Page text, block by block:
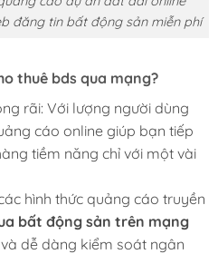
đăng tin bất động sản miễn phí
thuê bds qua mạng?
rãi: Với lượng người dùng
cáo online giúp bạn tiếp
tiềm năng chỉ với một vài
hình thức quảng cáo truyền
bất động sản trên mạng
dễ dàng kiểm soát ngân